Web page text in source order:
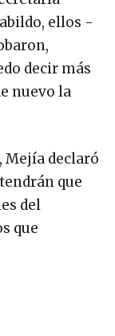
ellos -
decir más
nuevo la
Mejía declaró
que
del
que